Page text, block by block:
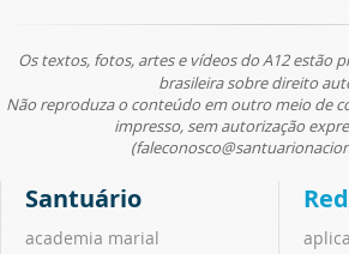
Os textos, fotos, artes e vídeos do A12 estão
brasileira sobre direito
Não reproduza o conteúdo em outro meio de
impresso, sem autorização
Santuário
academia marial